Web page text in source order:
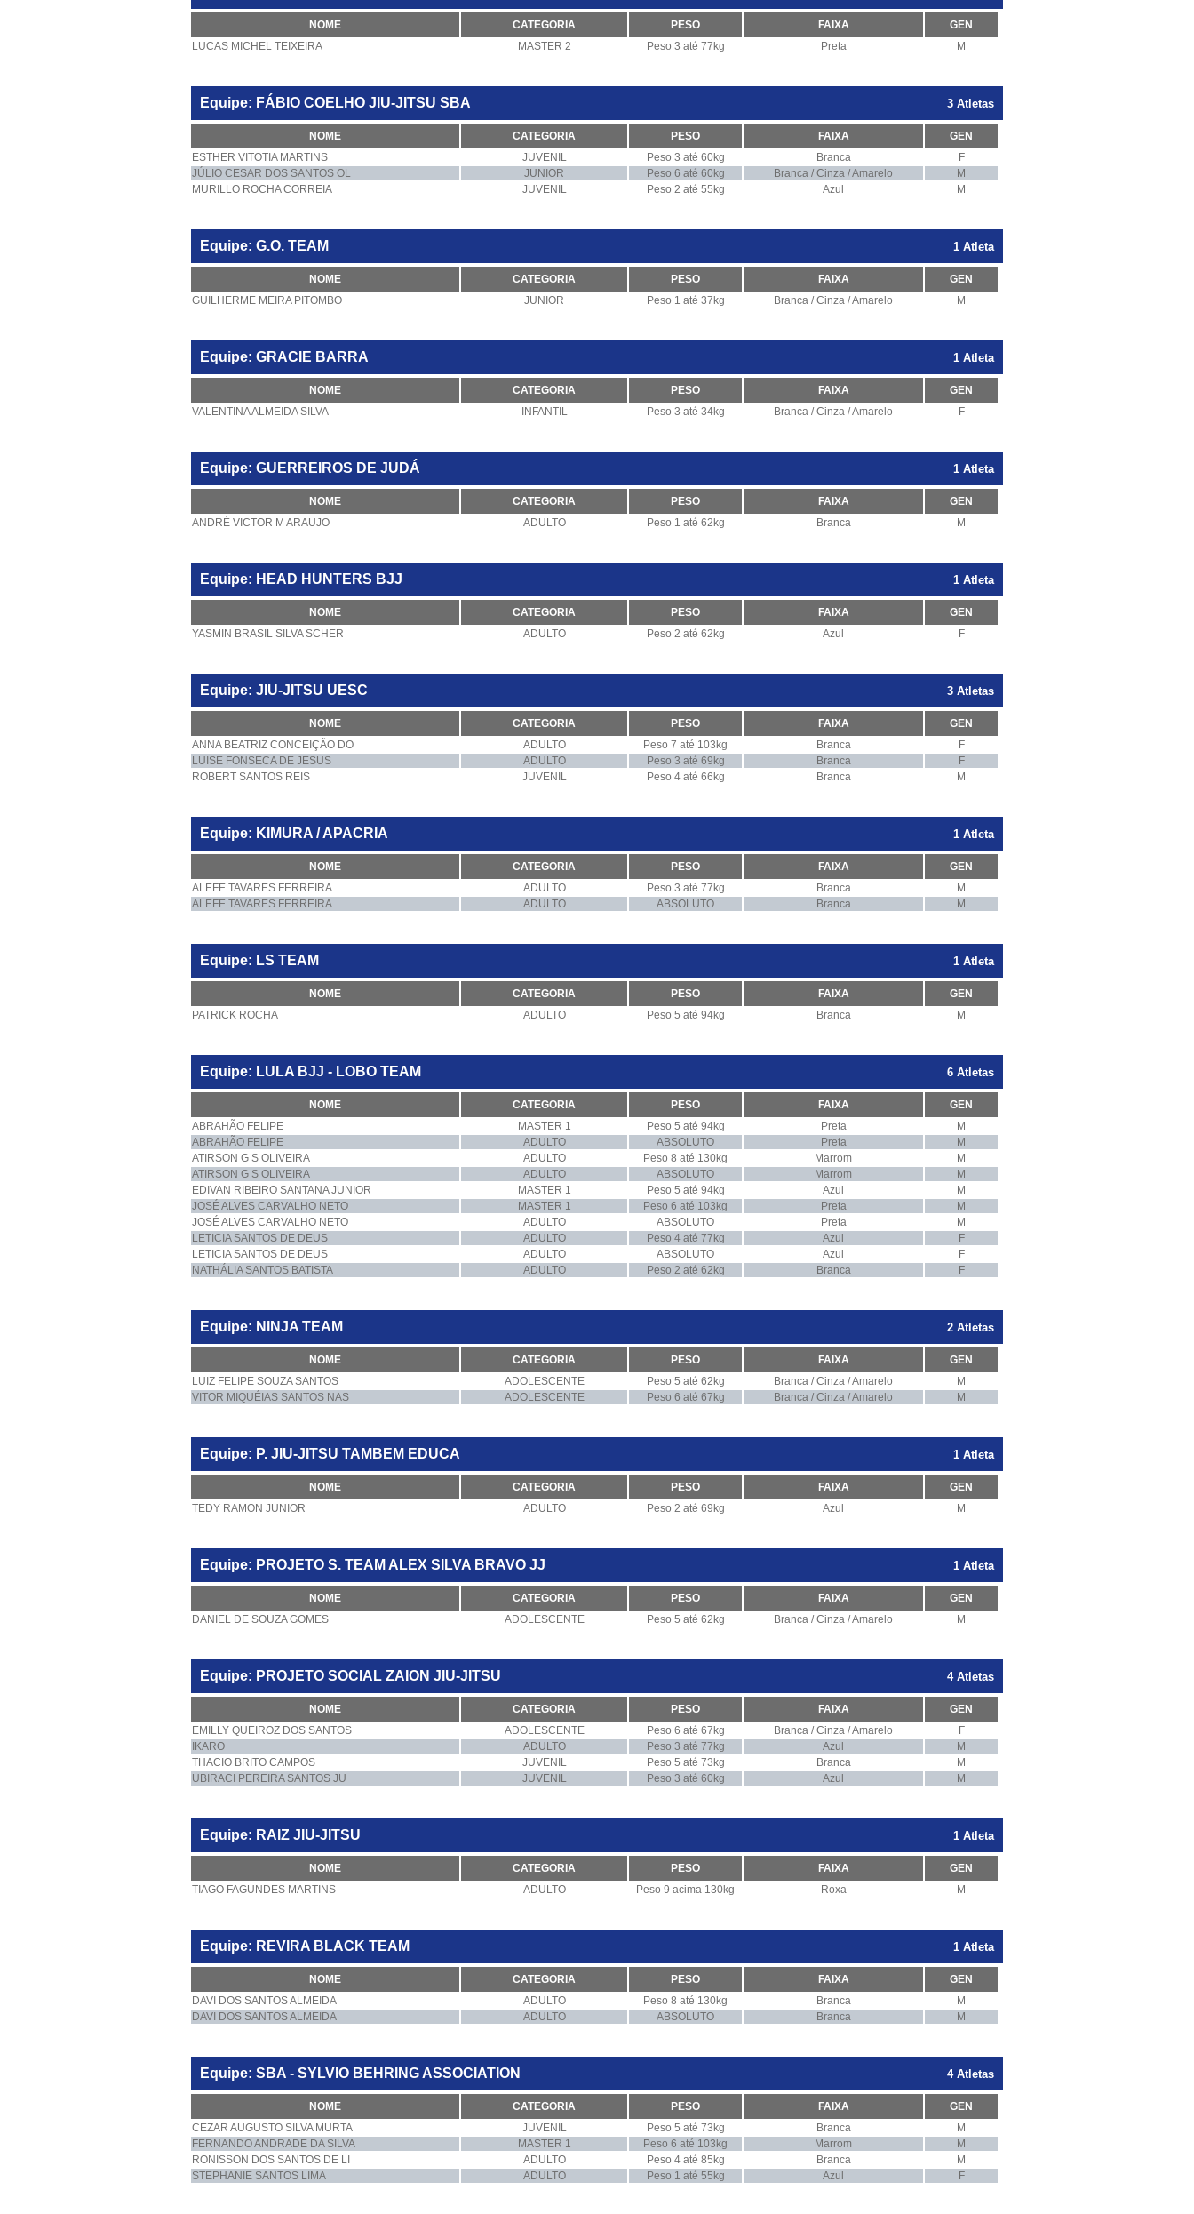
NOME CATEGORIA PESO FAIXA
GEN
LUCAS MICHEL TEIXEIRA
MASTER 2 Peso 3 até 77kg Preta M
Equipe: FÁBIO COELHO JIU-JITSU SBA 3 Atletas
NOME CATEGORIA PESO FAIXA
GEN
ESTHER VITOTIA MARTINS
JUVENIL Peso 3 até 60kg Branca
F
JÚLIO CESAR DOS SANTOS OL
JUNIOR Peso 6 até 60kg Branca / Cinza / Amarelo
M
MURILLO ROCHA CORREIA
JUVENIL Peso 2 até 55kg Azul M
Equipe: G.O. TEAM 1 Atleta
NOME CATEGORIA PESO FAIXA
GEN
GUILHERME MEIRA PITOMBO
JUNIOR Peso 1 até 37kg Branca / Cinza / Amarelo M
Equipe: GRACIE BARRA 1 Atleta
NOME CATEGORIA PESO FAIXA
GEN
VALENTINA ALMEIDA SILVA
INFANTIL Peso 3 até 34kg Branca / Cinza / Amarelo F
Equipe: GUERREIROS DE JUDÁ 1 Atleta
NOME CATEGORIA PESO FAIXA
GEN
ANDRÉ VICTOR M ARAUJO
ADULTO Peso 1 até 62kg Branca M
Equipe: HEAD HUNTERS BJJ 1 Atleta
NOME CATEGORIA PESO FAIXA
GEN
YASMIN BRASIL SILVA SCHER
ADULTO Peso 2 até 62kg Azul F
Equipe: JIU-JITSU UESC 3 Atletas
NOME CATEGORIA PESO FAIXA
GEN
ANNA BEATRIZ CONCEIÇÃO DO
ADULTO Peso 7 até 103kg Branca
F
LUISE FONSECA DE JESUS
ADULTO Peso 3 até 69kg Branca
F
ROBERT SANTOS REIS
JUVENIL Peso 4 até 66kg Branca M
Equipe: KIMURA / APACRIA 1 Atleta
NOME CATEGORIA PESO FAIXA
GEN
ALEFE TAVARES FERREIRA
ADULTO Peso 3 até 77kg Branca
M
ALEFE TAVARES FERREIRA
ADULTO ABSOLUTO Branca M
Equipe: LS TEAM 1 Atleta
NOME CATEGORIA PESO FAIXA
GEN
PATRICK ROCHA
ADULTO Peso 5 até 94kg Branca M
Equipe: LULA BJJ - LOBO TEAM 6 Atletas
NOME CATEGORIA PESO FAIXA
GEN
ABRAHÃO FELIPE
MASTER 1 Peso 5 até 94kg Preta
M
ABRAHÃO FELIPE
ADULTO ABSOLUTO Preta
M
ATIRSON G S OLIVEIRA
ADULTO Peso 8 até 130kg Marrom
M
ATIRSON G S OLIVEIRA
ADULTO ABSOLUTO Marrom
M
EDIVAN RIBEIRO SANTANA JUNIOR
MASTER 1 Peso 5 até 94kg Azul
M
JOSÉ ALVES CARVALHO NETO
MASTER 1 Peso 6 até 103kg Preta
M
JOSÉ ALVES CARVALHO NETO
ADULTO ABSOLUTO Preta
M
LETICIA SANTOS DE DEUS
ADULTO Peso 4 até 77kg Azul
F
LETICIA SANTOS DE DEUS
ADULTO ABSOLUTO Azul
F
NATHÁLIA SANTOS BATISTA
ADULTO Peso 2 até 62kg Branca F
Equipe: NINJA TEAM 2 Atletas
NOME CATEGORIA PESO FAIXA
GEN
LUIZ FELIPE SOUZA SANTOS
ADOLESCENTE Peso 5 até 62kg Branca / Cinza / Amarelo
M
VITOR MIQUÉIAS SANTOS NAS
ADOLESCENTE Peso 6 até 67kg Branca / Cinza / Amarelo M
Equipe: P. JIU-JITSU TAMBEM EDUCA 1 Atleta
NOME CATEGORIA PESO FAIXA
GEN
TEDY RAMON JUNIOR
ADULTO Peso 2 até 69kg Azul M
Equipe: PROJETO S. TEAM ALEX SILVA BRAVO JJ 1 Atleta
NOME CATEGORIA PESO FAIXA
GEN
DANIEL DE SOUZA GOMES
ADOLESCENTE Peso 5 até 62kg Branca / Cinza / Amarelo M
Equipe: PROJETO SOCIAL ZAION JIU-JITSU 4 Atletas
NOME CATEGORIA PESO FAIXA
GEN
EMILLY QUEIROZ DOS SANTOS
ADOLESCENTE Peso 6 até 67kg Branca / Cinza / Amarelo
F
IKARO
ADULTO Peso 3 até 77kg Azul
M
THACIO BRITO CAMPOS
JUVENIL Peso 5 até 73kg Branca
M
UBIRACI PEREIRA SANTOS JU
JUVENIL Peso 3 até 60kg Azul M
Equipe: RAIZ JIU-JITSU 1 Atleta
NOME CATEGORIA PESO FAIXA
GEN
TIAGO FAGUNDES MARTINS
ADULTO Peso 9 acima 130kg Roxa M
Equipe: REVIRA BLACK TEAM 1 Atleta
NOME CATEGORIA PESO FAIXA
GEN
DAVI DOS SANTOS ALMEIDA
ADULTO Peso 8 até 130kg Branca
M
DAVI DOS SANTOS ALMEIDA
ADULTO ABSOLUTO Branca M
Equipe: SBA - SYLVIO BEHRING ASSOCIATION 4 Atletas
NOME CATEGORIA PESO FAIXA
GEN
CEZAR AUGUSTO SILVA MURTA
JUVENIL Peso 5 até 73kg Branca
M
FERNANDO ANDRADE DA SILVA
MASTER 1 Peso 6 até 103kg Marrom
M
RONISSON DOS SANTOS DE LI
ADULTO Peso 4 até 85kg Branca
M
STEPHANIE SANTOS LIMA
ADULTO Peso 1 até 55kg Azul F